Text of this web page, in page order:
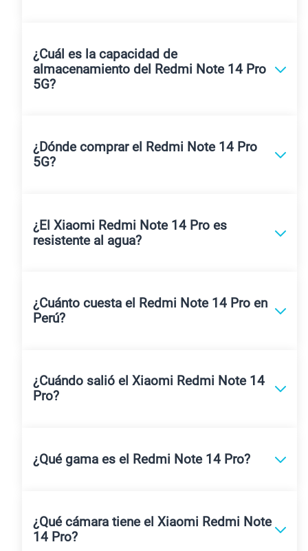
¿Cuál es la capacidad de
almacenamiento del Redmi Note 14 Pro
5G?
¿Dónde comprar el Redmi Note 14 Pro
5G?
¿El Xiaomi Redmi Note 14 Pro es
resistente al agua?
¿Cuánto cuesta el Redmi Note 14 Pro en
Perú?
¿Cuándo salió el Xiaomi Redmi Note 14
Pro?
¿Qué gama es el Redmi Note 14 Pro?
¿Qué cámara tiene el Xiaomi Redmi Note
14 Pro?